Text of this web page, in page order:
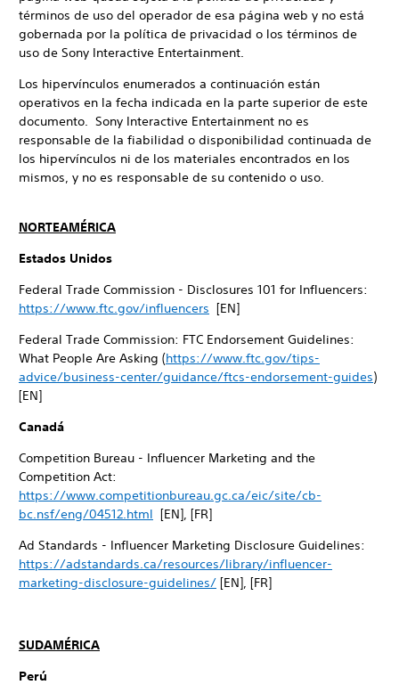
términos de uso del operador de esa página web y no está
gobernada por la política de privacidad o los términos de
uso de Sony Interactive Entertainment.
Los hipervínculos enumerados a continuación están
operativos en la fecha indicada en la parte superior de este
documento. Sony Interactive Entertainment no es
responsable de la fiabilidad o disponibilidad continuada de
los hipervínculos ni de los materiales encontrados en los
mismos, y no es responsable de su contenido o uso.
NORTEAMÉRICA
Estados Unidos
Federal Trade Commission - Disclosures 101 for Influencers:
https://www.ftc.gov/influencers [EN]
Federal Trade Commission: FTC Endorsement Guidelines:
What People Are Asking (https://www.ftc.gov/tips-
advice/business-center/guidance/ftcs-endorsement-guides)
[EN]
Canadá
Competition Bureau - Influencer Marketing and the
Competition Act:
https://www.competitionbureau.gc.ca/eic/site/cb-
bc.nsf/eng/04512.html [EN], [FR]
Ad Standards - Influencer Marketing Disclosure Guidelines:
https://adstandards.ca/resources/library/influencer-
marketing-disclosure-guidelines/ [EN], [FR]
SUDAMÉRICA
Perú